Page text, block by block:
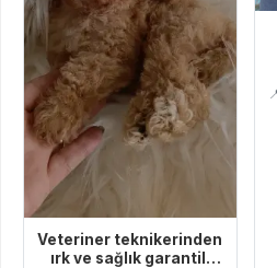
Veteriner teknikerinden
ırk ve sağlık garantili